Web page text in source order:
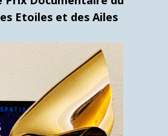
Etoiles et des Ailes